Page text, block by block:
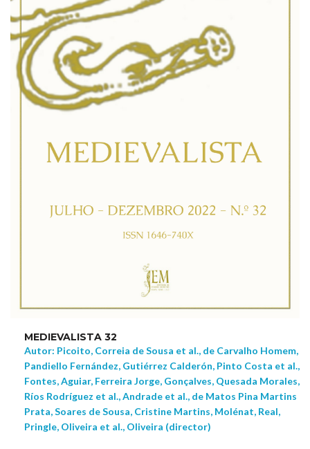
MEDIEVALISTA 32
Autor: Picoito, Correia de Sousa et al., de Carvalho Homem,
Pandiello Fernández, Gutiérrez Calderón, Pinto Costa et al.,
Fontes, Aguiar, Ferreira Jorge, Gonçalves, Quesada Morales,
Ríos Rodríguez et al., Andrade et al., de Matos Pina Martins
Prata, Soares de Sousa, Cristine Martins, Molénat, Real,
Pringle, Oliveira et al., Oliveira (director)